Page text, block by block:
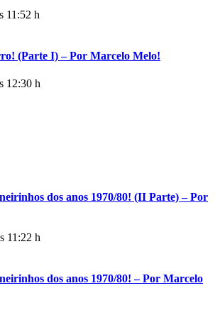
11:52 h
(Parte I) – Por Marcelo Melo!
12:30 h
dos anos 1970/80! (II Parte) – Por
11:22 h
dos anos 1970/80! – Por Marcelo